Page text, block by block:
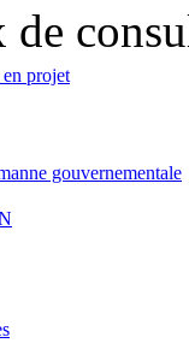
de
projet
gouvernementale